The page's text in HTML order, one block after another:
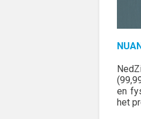
en
het